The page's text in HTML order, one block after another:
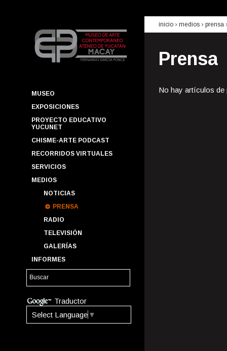
MUSEO
EXPOSICIONES
PROYECTO EDUCATIVO
YUCUNET
CHISME-ARTE PODCAST
RECORRIDOS VIRTUALES
SERVICIOS
MEDIOS
NOTICIAS
PRENSA
RADIO
TELEVISIÓN
GALERÍAS
INFORMES
Traductor
Select Language ▼
inicio › medios › prensa
Prensa
No hay artículos de